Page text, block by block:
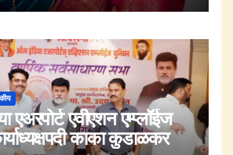
एअरपोर्ट एवीएशन एम्प्लॉईज
काका कुडाळकर